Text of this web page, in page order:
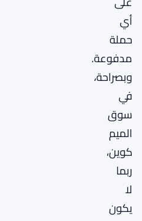
أي
حملة
مدفوعة.
وبصراحة،
في
سوق
الميم
كوين،
ربما
لا
يكون